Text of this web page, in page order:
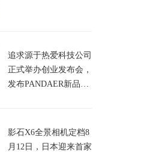
追求源于热爱科技公司
正式举办创业发布会，
发布PANDAER新品及
影石X6全景相机定档8
月12日，日本迎来首家